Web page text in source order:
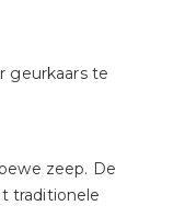
geurkaars te
zeep. De
traditionele